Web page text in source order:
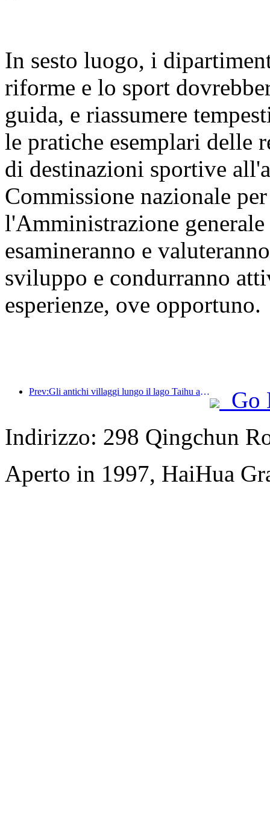
In sesto luogo, i
riforme e lo sport
guida, e riassumere
le pratiche esemplari delle
di destinazioni sportive
Commissione nazionale
l'Amministrazione
esamineranno e
sviluppo e condurranno
esperienze, ove opportuno.
Prev:Gli antichi villaggi lungo il lago Taihu a Huzhou, nella provincia dello Zhejiang, hanno avviato lavori di ristrutturazione e ammodernamento, con un investimento di quasi 1 miliardo di yuan.
Go
Indirizzo: 298 Qingchun
Aperto in 1997, HaiHua